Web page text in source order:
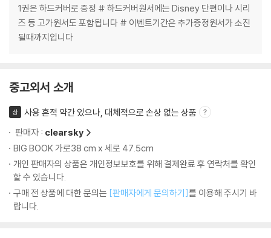
1권은 하드커버로 증정 # 하드커버원서에는 Disney 단편이나 시리
즈 등 고가원서도 포함됩니다 # 이벤트기간은 추가증정원서가 소진
될때까지입니다
중고외서 소개
상
사용 흔적 약간 있으나, 대체적으로 손상 없는 상품
판매자 : clearsky
BIG BOOK 가로38 cm x 세로 47.5cm
개인 판매자의 상품은 개인정보보호를 위해 결제완료 후 연락처를 확인
할 수 있습니다.
구매 전 상품에 대한 문의는 [판매자에게 문의하기]를 이용해 주시기 바
랍니다.